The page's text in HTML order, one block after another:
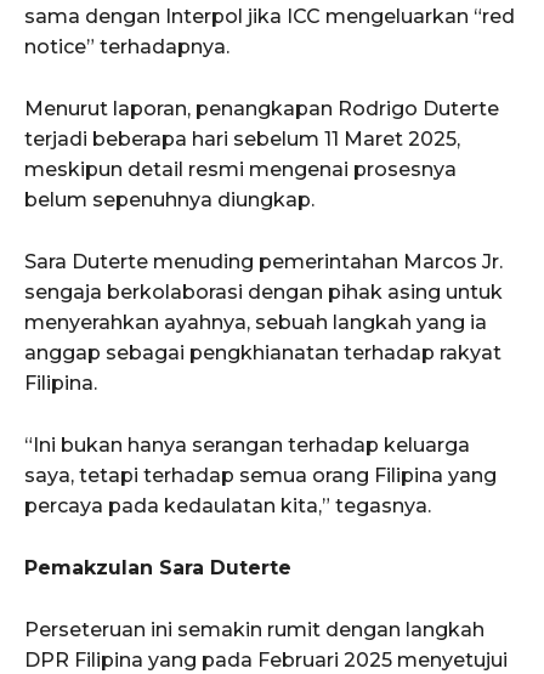
sama dengan Interpol jika ICC mengeluarkan “red
notice” terhadapnya.
Menurut laporan, penangkapan Rodrigo Duterte
terjadi beberapa hari sebelum 11 Maret 2025,
meskipun detail resmi mengenai prosesnya
belum sepenuhnya diungkap.
Sara Duterte menuding pemerintahan Marcos Jr.
sengaja berkolaborasi dengan pihak asing untuk
menyerahkan ayahnya, sebuah langkah yang ia
anggap sebagai pengkhianatan terhadap rakyat
Filipina.
“Ini bukan hanya serangan terhadap keluarga
saya, tetapi terhadap semua orang Filipina yang
percaya pada kedaulatan kita,” tegasnya.
Pemakzulan Sara Duterte
Perseteruan ini semakin rumit dengan langkah
DPR Filipina yang pada Februari 2025 menyetujui